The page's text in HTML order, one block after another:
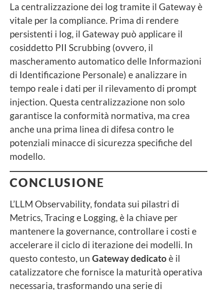
La centralizzazione dei log tramite il Gateway è
vitale per la compliance. Prima di rendere
persistenti i log, il Gateway può applicare il
cosiddetto PII Scrubbing (ovvero, il
mascheramento automatico delle Informazioni
di Identificazione Personale) e analizzare in
tempo reale i dati per il rilevamento di prompt
injection. Questa centralizzazione non solo
garantisce la conformità normativa, ma crea
anche una prima linea di difesa contro le
potenziali minacce di sicurezza specifiche del
modello.
CONCLUSIONE
L’LLM Observability, fondata sui pilastri di
Metrics, Tracing e Logging, è la chiave per
mantenere la governance, controllare i costi e
accelerare il ciclo di iterazione dei modelli. In
questo contesto, un Gateway dedicatoè il
catalizzatore che fornisce la maturità operativa
necessaria, trasformando una serie di